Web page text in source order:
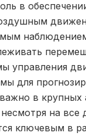
в
управления
для
в крупных
на все
ключевым в